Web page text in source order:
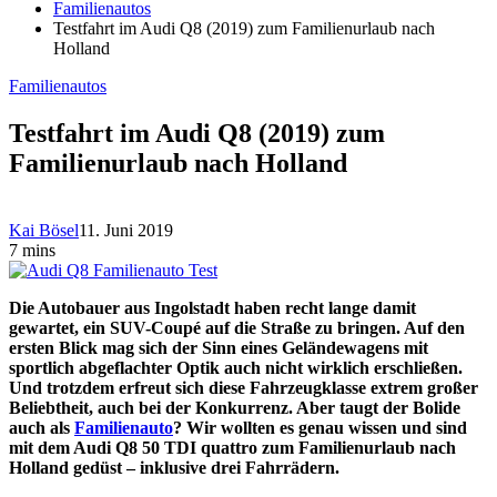
Familienautos
Testfahrt im Audi Q8 (2019) zum Familienurlaub nach
Holland
Familienautos
Testfahrt im Audi Q8 (2019) zum
Familienurlaub nach Holland
Kai Bösel11. Juni 2019
7 mins
Die Autobauer aus Ingolstadt haben recht lange damit
gewartet, ein SUV-Coupé auf die Straße zu bringen. Auf den
ersten Blick mag sich der Sinn eines Geländewagens mit
sportlich abgeflachter Optik auch nicht wirklich erschließen.
Und trotzdem erfreut sich diese Fahrzeugklasse extrem großer
Beliebtheit, auch bei der Konkurrenz. Aber taugt der Bolide
auch als Familienauto? Wir wollten es genau wissen und sind
mit dem Audi Q8 50 TDI quattro zum Familienurlaub nach
Holland gedüst – inklusive drei Fahrrädern.